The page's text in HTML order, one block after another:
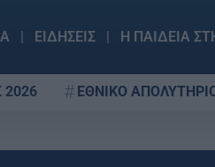
ΕΙΔΗΣΕΙΣ Η ΠΑΙΔΕΙΑ
2026 ΕΘΝΙΚΟ